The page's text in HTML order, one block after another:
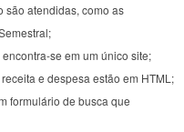
são atendidas, como as
se em um único site;
e despesa estão em HTML;
formulário de busca que